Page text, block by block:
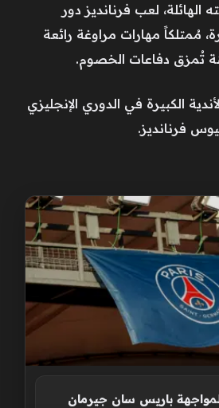
لعب فرنانديز دور
مُمتلكاً مهارات مراوغة رائعة
تُمزق دفاعات الخصوم.
الكبيرة في الدوري الإنجليزي
فرنانديز.
لمواجهة باريس سان جيرمان